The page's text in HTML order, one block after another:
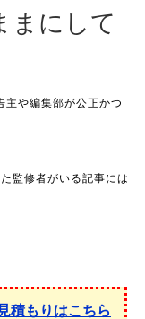
まにして
積もりはこちら